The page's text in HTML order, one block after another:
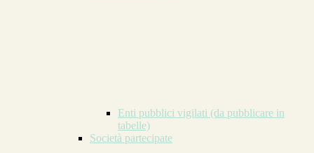
Enti pubblici vigilati (da pubblicare in
tabelle)
Società partecipate